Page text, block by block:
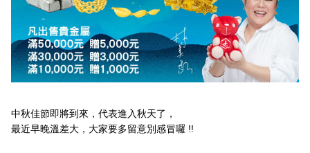
中秋佳節即將到來，代表進入秋天了，
最近早晚溫差大，大家要多留意別感冒囉 !!